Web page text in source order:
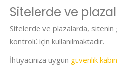
Sitelerde ve
Sitelerde ve plazalarda, sitenin
kontrolü için kullanılmaktadır.
İhtiyacınıza uygun güvenlik